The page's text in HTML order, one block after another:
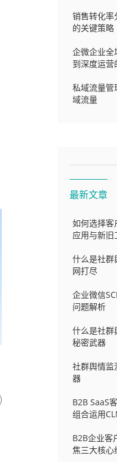
销售转化率
的关键策略
企微企业全
到深度运
私域流量
域流量
最新文章
如何选择客
应用与新旧
什么是社群
网打尽
企业微信
问题解析
什么是社群
秘密武器
社群舆情监
器
B2B SaaS
组合运用
B2B企业客
焦三大核心